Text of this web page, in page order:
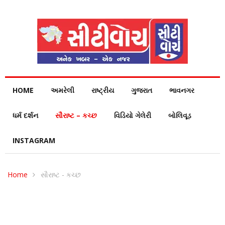
HOME અમરેલી રાષ્ટ્રીય ગુજરાત ભાવનગર
ધર્મ દર્શન સૌરાષ્ટ – કચ્છ વિડિયો ગેલેરી બોલિવૂડ
INSTAGRAM
Home સૌરાષ્ટ - કચ્છ